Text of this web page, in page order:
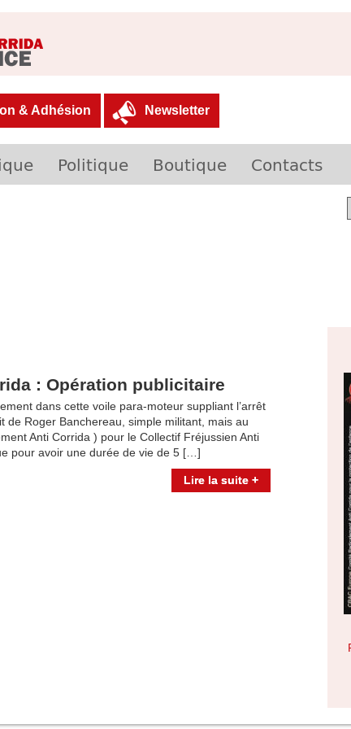
& Adhésion Newsletter
Politique Boutique Contacts
: Opération publicitaire
dans cette voile para-moteur suppliant l’arrêt
de Roger Banchereau, simple militant, mais au
Anti Corrida ) pour le Collectif Fréjussien Anti
pour avoir une durée de vie de 5 […]
Lire la suite +